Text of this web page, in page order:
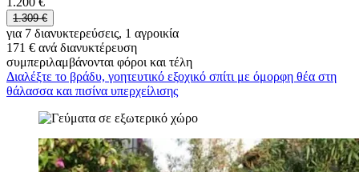
1.309 €
για 7 διανυκτερεύσεις, 1 αγροικία
171 € ανά διανυκτέρευση
συμπεριλαμβάνονται φόροι και τέλη
Διαλέξτε το βράδυ, γοητευτικό εξοχικό σπίτι με όμορφη θέα στη
θάλασσα και πισίνα υπερχείλισης